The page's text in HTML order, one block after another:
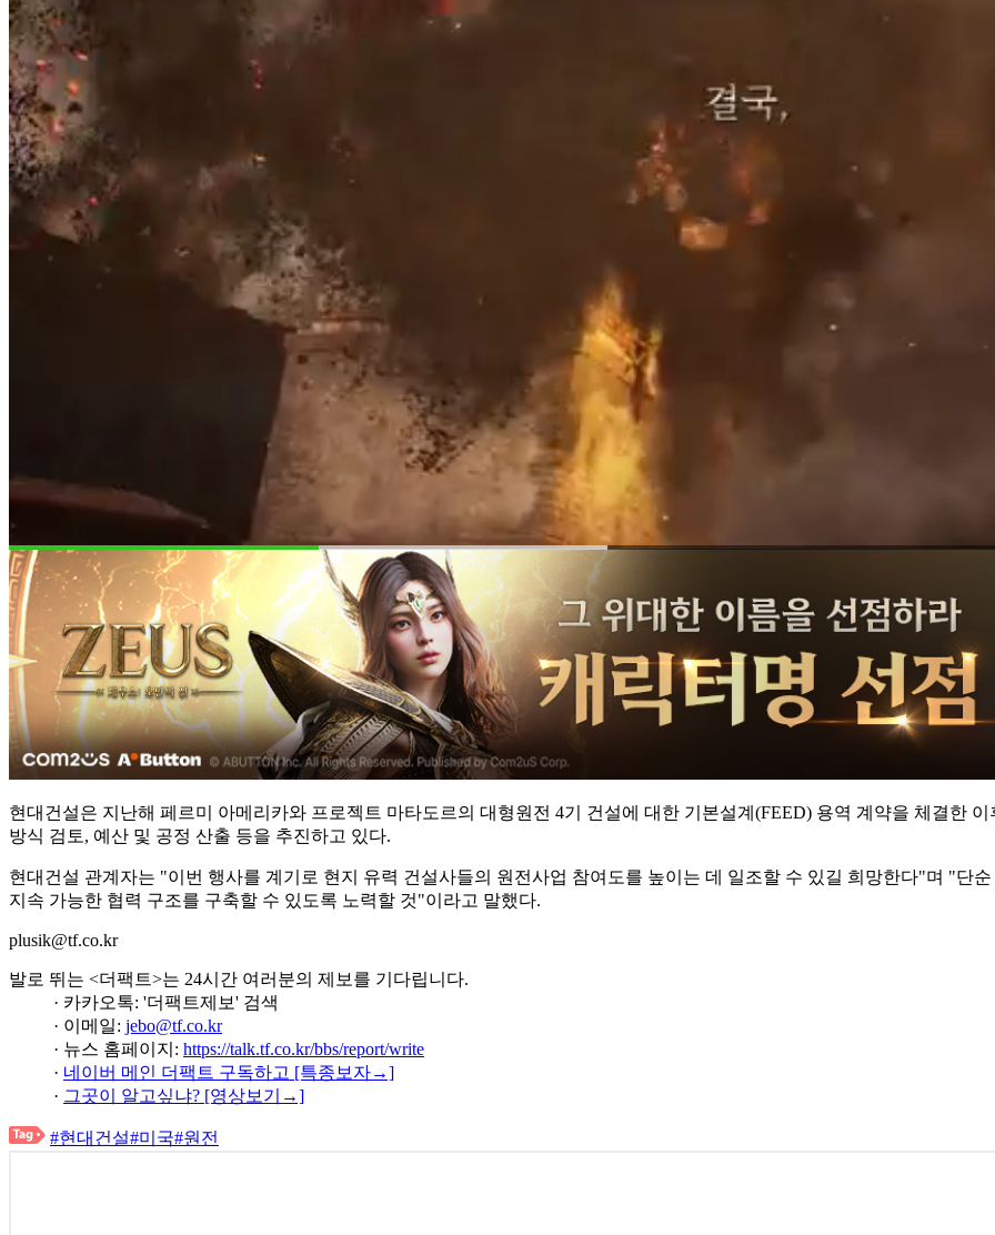
현대건설은 지난해 페르미 아메리카와 프로젝트 마타도르의 대형원전 4기 건설에 대한 기본설계(FEED) 용역 계약을 체결한
방식 검토, 예산 및 공정 산출 등을 추진하고 있다.
현대건설 관계자는 "이번 행사를 계기로 현지 유력 건설사들의 원전사업 참여도를 높이는 데 일조할 수 있길 희망한다"며 "단
지속 가능한 협력 구조를 구축할 수 있도록 노력할 것"이라고 말했다.
plusik@tf.co.kr
발로 뛰는 <더팩트>는 24시간 여러분의 제보를 기다립니다.
· 카카오톡: '더팩트제보' 검색
· 이메일: jebo@tf.co.kr
· 뉴스 홈페이지: https://talk.tf.co.kr/bbs/report/write
· 네이버 메인 더팩트 구독하고 [특종보자→]
· 그곳이 알고싶냐? [영상보기→]
#현대건설#미국#원전